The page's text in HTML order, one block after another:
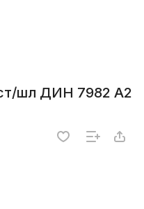
шл ДИН 7982 А2